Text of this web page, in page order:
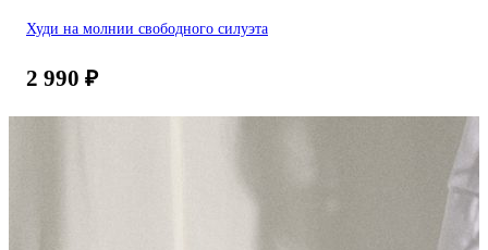
Худи на молнии свободного силуэта
2 990 ₽